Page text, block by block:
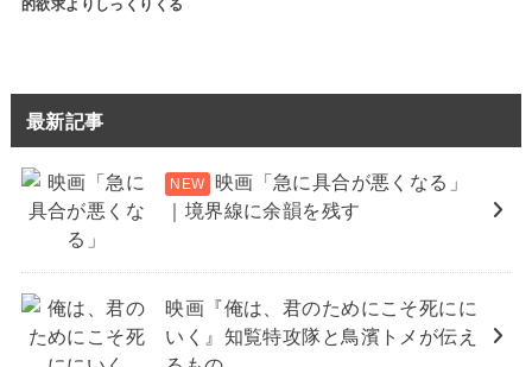
的欲求よりしっくりくる
最新記事
映画「急に具合が悪くなる」
｜境界線に余韻を残す
映画『俺は、君のためにこそ死にに
いく』知覧特攻隊と鳥濱トメが伝え